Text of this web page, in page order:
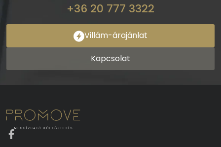
+36 20 777 3322
Villám-árajánlat
Kapcsolat